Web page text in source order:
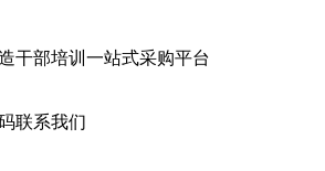
部培训一站式采购平台
联系我们